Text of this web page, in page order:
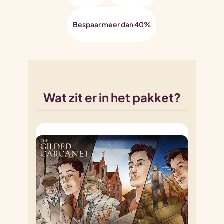
Bespaar meer dan 40%
Wat zit er in het pakket?